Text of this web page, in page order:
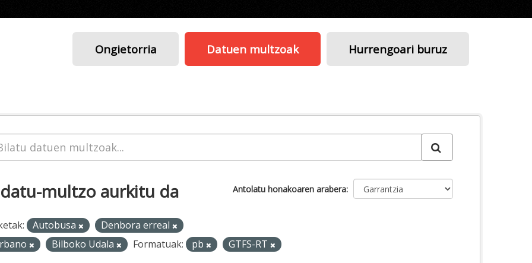
Ongietorria Datuen multzoak Hurrengoari buruz
Antolatu honakoaren arabera
multzo aurkitu da
Autobusa
Denbora erreal
Bilboko Udala Formatuak: pb GTFS-RT